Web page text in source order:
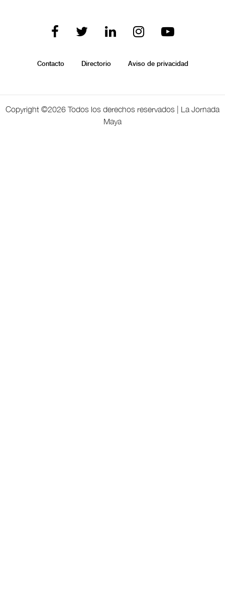
Contacto Directorio Aviso de privacidad
Copyright ©2026 Todos los derechos reservados | La Jornada
Maya